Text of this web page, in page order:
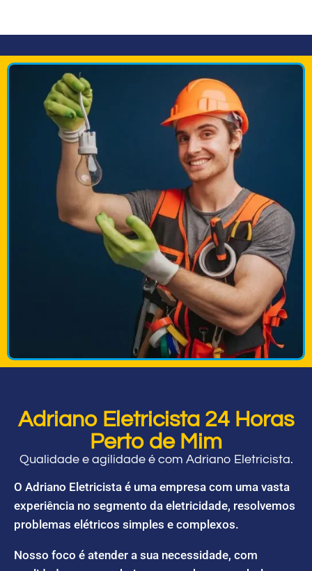
Adriano Eletricista 24 Horas
Perto de Mim
Qualidade e agilidade é com Adriano Eletricista.
O Adriano Eletricista é uma empresa com uma vasta
experiência no segmento da eletricidade, resolvemos
problemas elétricos simples e complexos.
Nosso foco é atender a sua necessidade, com